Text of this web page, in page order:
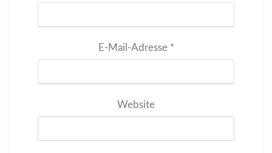
E-Mail-Adresse *
Website